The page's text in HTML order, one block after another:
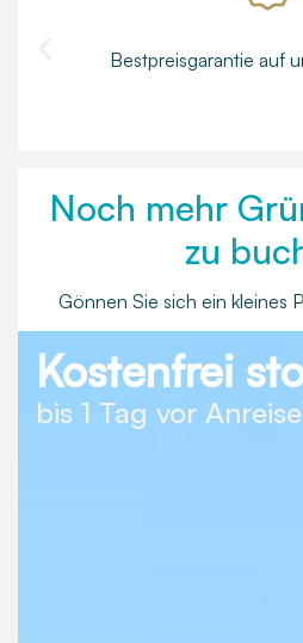
Bestpreisgarantie auf
Noch mehr
zu
Gönnen Sie sich ein kleines
Kostenfrei
bis 1 Tag vor